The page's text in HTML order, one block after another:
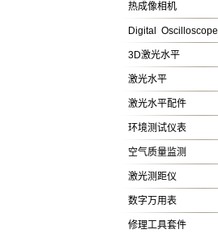
热成像相机
Digital Oscilloscope
3D激光水平
激光水平
激光水平配件
环境测试仪表
空气质量监测
激光测距仪
数字万用表
修理工具套件